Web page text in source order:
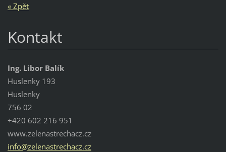
« Zpět
Kontakt
Ing. Libor Balík
Huslenky 193
Huslenky
756 02
+420 602 216 951
www.zelenastrechacz.cz
info@zelenastrechacz.cz